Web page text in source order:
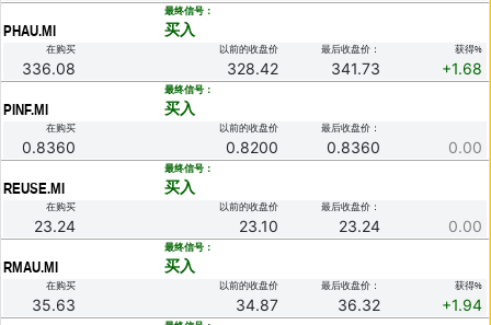
PHAU.MI
最终信号：
买入
在购买
336.08
以前的收盘价
328.42
最后收盘价：
341.73
获得%
+1.68
PINF.MI
最终信号：
买入
在购买
0.8360
以前的收盘价
0.8200
最后收盘价：
0.8360 0.00
REUSE.MI
最终信号：
买入
在购买
23.24
以前的收盘价
23.10
最后收盘价：
23.24 0.00
RMAU.MI
最终信号：
买入
在购买
35.63
以前的收盘价
34.87
最后收盘价：
36.32
获得%
+1.94